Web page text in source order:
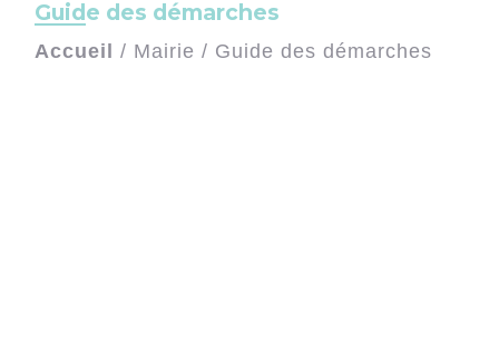
Guide des démarches
Accueil / Mairie / Guide des démarches